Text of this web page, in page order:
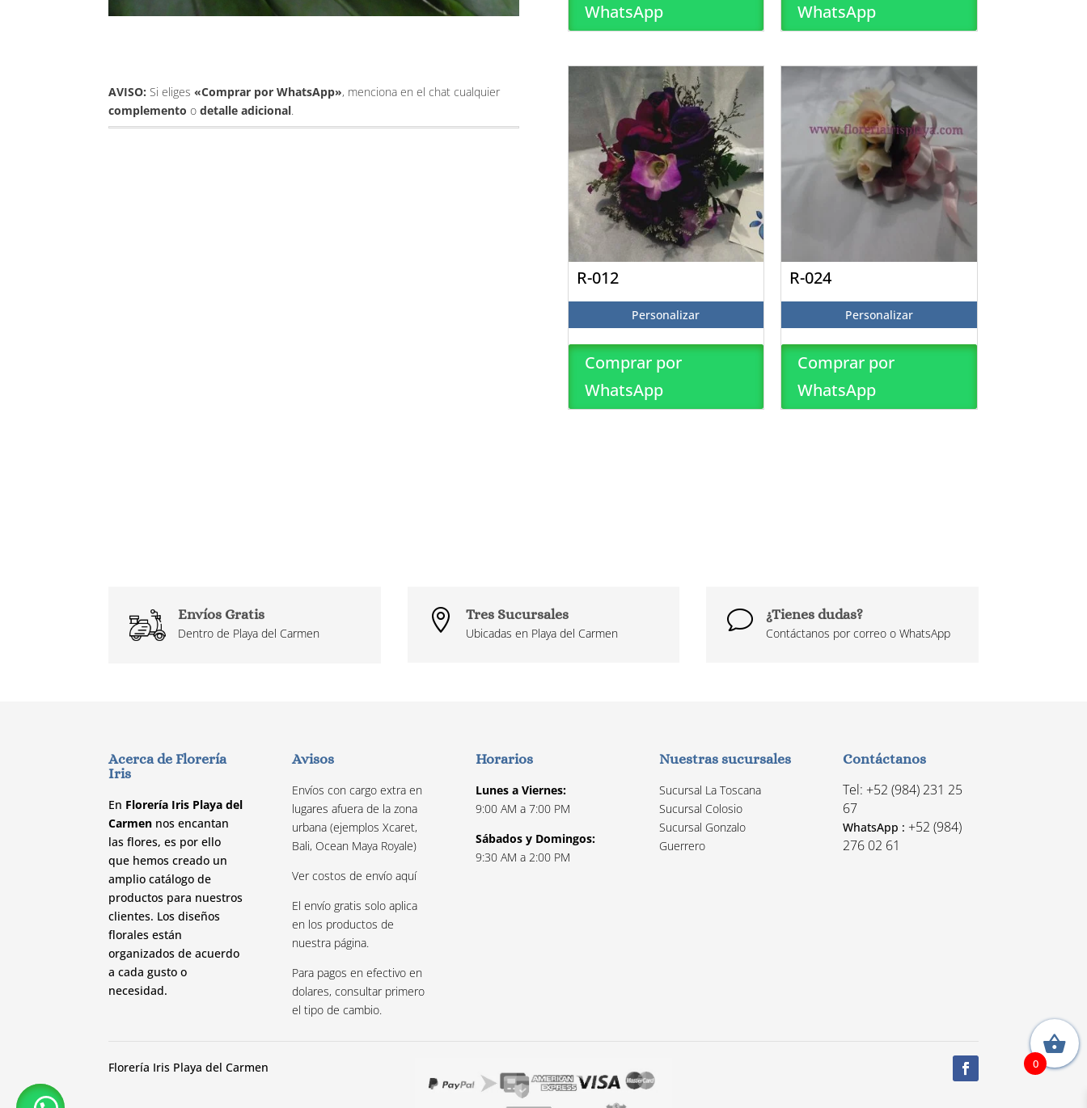
AVISO: Si eliges«Comprar por WhatsApp», menciona en el chat cualquier
complemento odetalle adicional.
WhatsApp
WhatsApp
R-012
Personalizar
Comprar por
WhatsApp
R-024
Personalizar
Comprar por
WhatsApp
Envíos Gratis
Dentro de Playa del Carmen
 Tres Sucursales
Ubicadas en Playa del Carmen
v ¿Tienes dudas?
Contáctanos por correo o WhatsApp
Acerca de Florería
Iris
En Florería Iris Playa del
Carmen nos encantan
las flores, es por ello
que hemos creado un
amplio catálogo de
productos para nuestros
clientes. Los diseños
florales están
organizados de acuerdo
a cada gusto o
necesidad.
Avisos
Envíos con cargo extra en
lugares afuera de la zona
urbana (ejemplos Xcaret,
Bali, Ocean Maya Royale)
Ver costos de envíoaquí
El envío gratis solo aplica
en los productos de
nuestra página.
Para pagos en efectivo en
dolares, consultar primero
el tipo de cambio.
Horarios
Lunes a Viernes:
9:00 AM a 7:00 PM
Sábados y Domingos:
9:30 AM a 2:00 PM
Nuestras sucursales
Sucursal La Toscana
Sucursal Colosio
Sucursal Gonzalo
Guerrero
Contáctanos
Tel: +52 (984) 231 25
67
WhatsApp : +52 (984)
276 02 61
Florería Iris Playa del Carmen 0